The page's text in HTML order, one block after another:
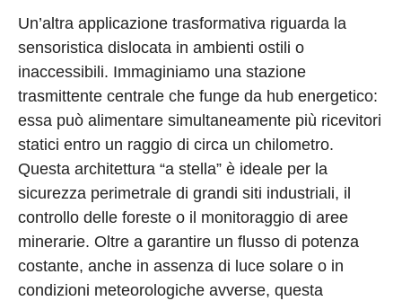
Un’altra applicazione trasformativa riguarda la
sensoristica dislocata in ambienti ostili o
inaccessibili. Immaginiamo una stazione
trasmittente centrale che funge da hub energetico:
essa può alimentare simultaneamente più ricevitori
statici entro un raggio di circa un chilometro.
Questa architettura “a stella” è ideale per la
sicurezza perimetrale di grandi siti industriali, il
controllo delle foreste o il monitoraggio di aree
minerarie. Oltre a garantire un flusso di potenza
costante, anche in assenza di luce solare o in
condizioni meteorologiche avverse, questa